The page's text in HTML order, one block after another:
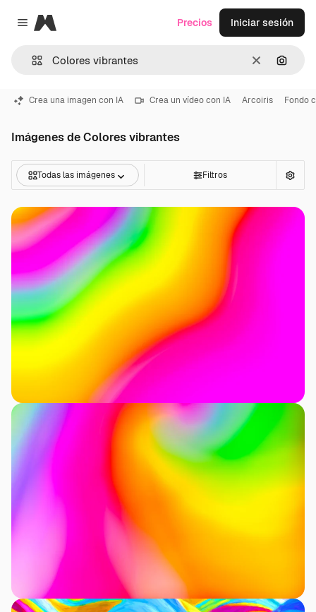
Close menu
Magnific
Borrar
Precios Iniciar sesión
Crea una imagen con IA Crea un vídeo con IA Arcoiris Fondo
Imágenes de Colores vibrantes
Todas las imágenes Filtros